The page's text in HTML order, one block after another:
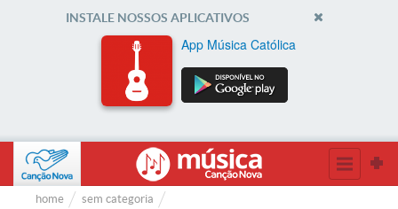
INSTALE NOSSOS APLICATIVOS
App Música Católica
home sem categoria